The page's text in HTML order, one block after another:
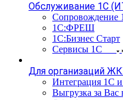
Обслуживание 1С
Сопровождение
1С:ФРЕШ
1С:Бизнес Старт
Сервисы 1С
Для организаций
Интеграция
Выгрузка за